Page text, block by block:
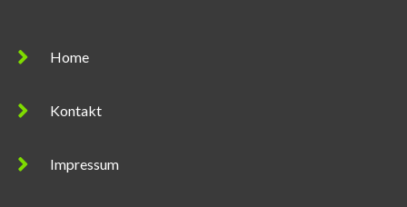
Home
Kontakt
Impressum